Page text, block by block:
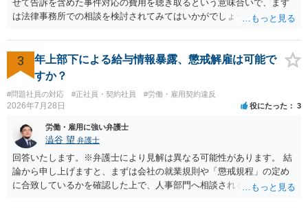
せて告訴を含めた事件対応の費用を聴き取るという意味合いで、まず
は法律事務所での相談を検討されてみてはいかがでしょうか。 上記、
3
年上部下による給与情報暴露、懲戒解雇は可能で
すか？
#問題社員の対応 #正社員・契約社員 #労働・雇用契約違反
2026年7月28日 役にたった 3
労働・雇用に強い弁護士
澁谷 望 弁護士
回答いたします。※弁護士により見解は異なる可能性があります。 結
論から申し上げますと、まずは会社の就業規則や「懲戒規程」の定め
に合致しているかを確認した上で、人事部門へ相談されることが最優